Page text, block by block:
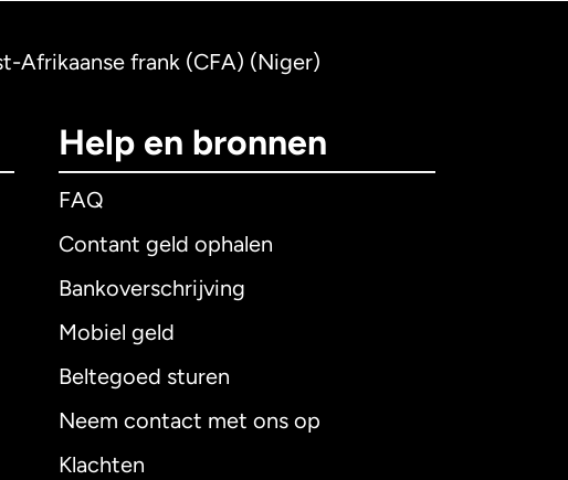
Afrikaanse frank (CFA) (Niger)
Help en bronnen
FAQ
Contant geld ophalen
Bankoverschrijving
Mobiel geld
Beltegoed sturen
Neem contact met ons op
Klachten